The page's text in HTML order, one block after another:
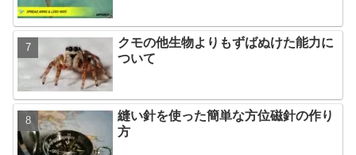
クモの他生物よりもずばぬけた能力に
ついて
縫い針を使った簡単な方位磁針の作り
方